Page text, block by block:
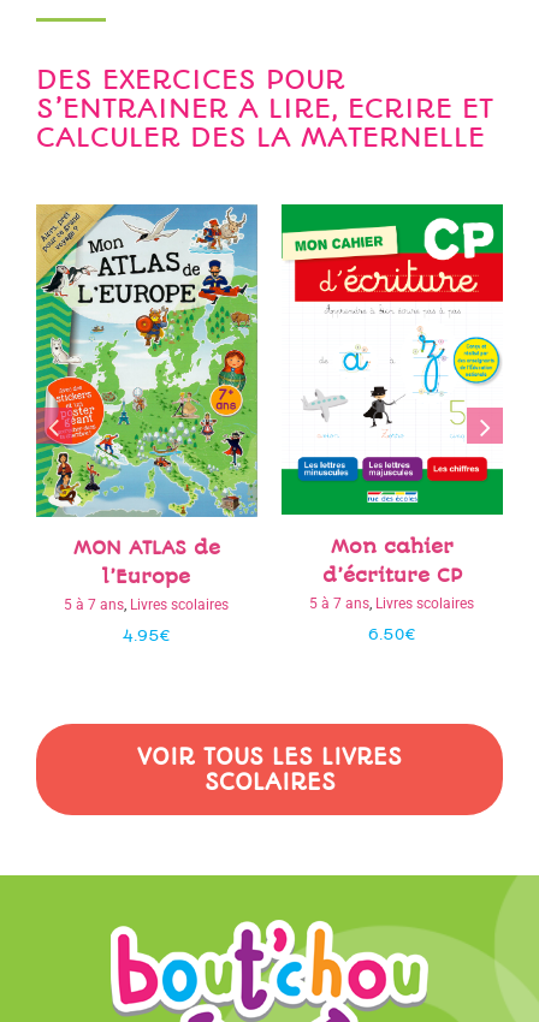
S’ENTRAINER A LIRE, ECRIRE ET
CALCULER DES LA MATERNELLE
Mon cahier
d’écriture CE1
d’écriture
5 à 7 ans, Livres scolaires
6.50€
Mon cahier CE2 de
français
Livres scolaires
6.50€
VOIR TOUS LES LIVRES
SCOLAIRES